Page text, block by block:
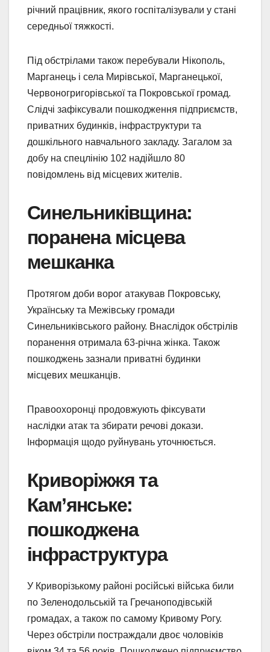
річний працівник, якого госпіталізували у стані
середньої тяжкості.
Під обстрілами також перебували Нікополь,
Марганець і села Мирівської, Марганецької,
Червоногригорівської та Покровської громад.
Слідчі зафіксували пошкодження підприємств,
приватних будинків, інфраструктури та
дошкільного навчального закладу. Загалом за
добу на спецлінію 102 надійшло 80
повідомлень від місцевих жителів.
Синельниківщина:
поранена місцева
мешканка
Протягом доби ворог атакував Покровську,
Українську та Межівську громади
Синельниківського району. Внаслідок обстрілів
поранення отримала 63-річна жінка. Також
пошкоджень зазнали приватні будинки
місцевих мешканців.
Правоохоронці продовжують фіксувати
наслідки атак та збирати речові докази.
Інформація щодо руйнувань уточнюється.
Криворіжжя та
Кам’янське:
пошкоджена
інфраструктура
У Криворізькому районі російські війська били
по Зеленодольській та Гречаноподівській
громадах, а також по самому Кривому Рогу.
Через обстріли постраждали двоє чоловіків